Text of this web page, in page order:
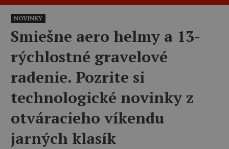
NOVINKY
Smiešne aero helmy a 13-
rýchlostné gravelové
radenie. Pozrite si
technologické novinky z
otváracieho víkendu
jarných klasík